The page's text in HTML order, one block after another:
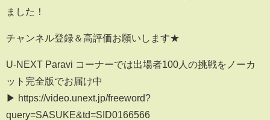
ました！
チャンネル登録＆高評価お願いします★
U-NEXT Paravi コーナーでは出場者100人の挑戦をノーカ
ット完全版でお届け中
▶ https://video.unext.jp/freeword?
query=SASUKE&td=SID0166566